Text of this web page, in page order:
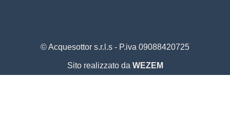
© Acquesottor s.r.l.s - P.iva 09088420725
Sito realizzato da WEZEM